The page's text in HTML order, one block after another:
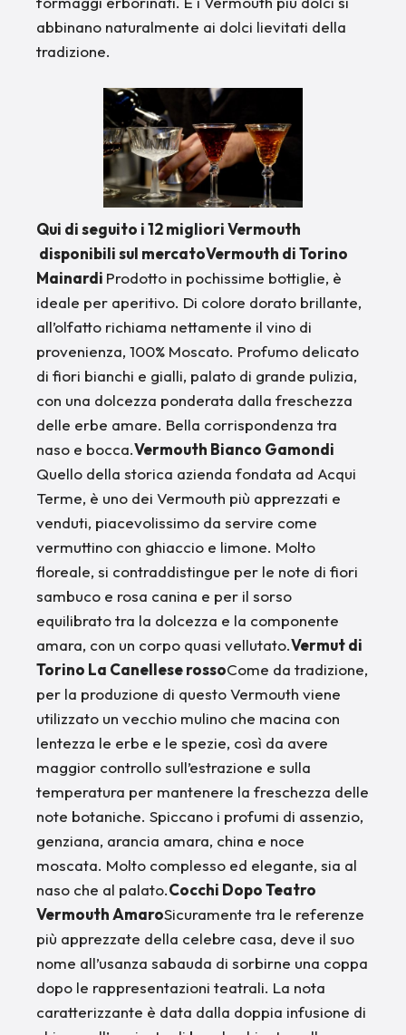
abbinano naturalmente ai dolci lievitati della
tradizione.
Qui di seguito i 12 migliori Vermouth
disponibili sul mercatoVermouth di Torino
Mainardi Prodotto in pochissime bottiglie, è
ideale per aperitivo. Di colore dorato brillante,
all’olfatto richiama nettamente il vino di
provenienza, 100% Moscato. Profumo delicato
di fiori bianchi e gialli, palato di grande pulizia,
con una dolcezza ponderata dalla freschezza
delle erbe amare. Bella corrispondenza tra
naso e bocca.Vermouth Bianco Gamondi
Quello della storica azienda fondata ad Acqui
Terme, è uno dei Vermouth più apprezzati e
venduti, piacevolissimo da servire come
vermuttino con ghiaccio e limone. Molto
floreale, si contraddistingue per le note di fiori
sambuco e rosa canina e per il sorso
equilibrato tra la dolcezza e la componente
amara, con un corpo quasi vellutato.Vermut di
Torino La Canellese rossoCome da tradizione,
per la produzione di questo Vermouth viene
utilizzato un vecchio mulino che macina con
lentezza le erbe e le spezie, così da avere
maggior controllo sull’estrazione e sulla
temperatura per mantenere la freschezza delle
note botaniche. Spiccano i profumi di assenzio,
genziana, arancia amara, china e noce
moscata. Molto complesso ed elegante, sia al
naso che al palato.Cocchi Dopo Teatro
Vermouth AmaroSicuramente tra le referenze
più apprezzate della celebre casa, deve il suo
nome all’usanza sabauda di sorbirne una coppa
dopo le rappresentazioni teatrali. La nota
caratterizzante è data dalla doppia infusione di